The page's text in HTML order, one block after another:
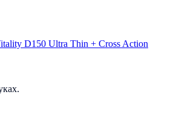
D150 Ultra Thin + Cross Action